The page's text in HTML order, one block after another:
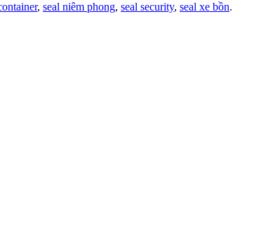
, seal niêm phong, seal security, seal xe bồn.